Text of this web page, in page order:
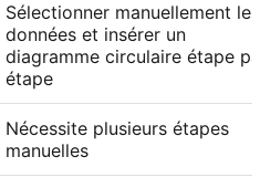
Sélectionner manuellement les
données et insérer un
diagramme circulaire étape par
étape
Nécessite plusieurs étapes
manuelles